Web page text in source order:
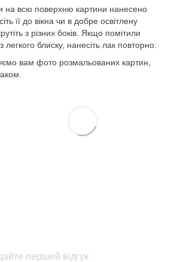
на всю поверхню картини нанесено
її до вікна чи в добре освітлену
з різних боків. Якщо помітили
легкого блиску, нанесіть лак повторно.
вам фото розмальованих картин,
перший відгук